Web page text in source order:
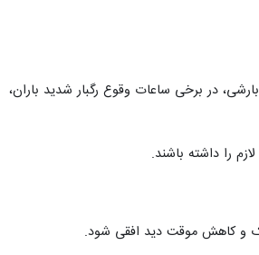
در برخی ساعات وقوع رگبار شدید باران،
را داشته باشند.
و کاهش موقت دید افقی شود.